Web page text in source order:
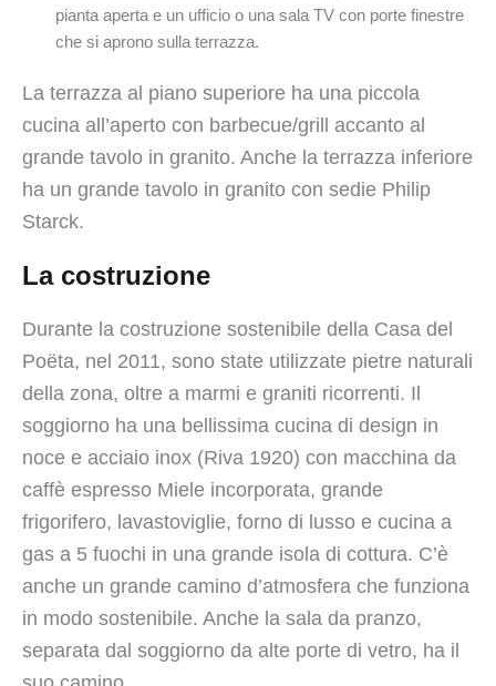
pianta aperta e un ufficio o una sala TV con porte finestre
che si aprono sulla terrazza.
La terrazza al piano superiore ha una piccola
cucina all’aperto con barbecue/grill accanto al
grande tavolo in granito. Anche la terrazza inferiore
ha un grande tavolo in granito con sedie Philip
Starck.
La costruzione
Durante la costruzione sostenibile della Casa del
Poëta, nel 2011, sono state utilizzate pietre naturali
della zona, oltre a marmi e graniti ricorrenti. Il
soggiorno ha una bellissima cucina di design in
noce e acciaio inox (Riva 1920) con macchina da
caffè espresso Miele incorporata, grande
frigorifero, lavastoviglie, forno di lusso e cucina a
gas a 5 fuochi in una grande isola di cottura. C’è
anche un grande camino d’atmosfera che funziona
in modo sostenibile. Anche la sala da pranzo,
separata dal soggiorno da alte porte di vetro, ha il